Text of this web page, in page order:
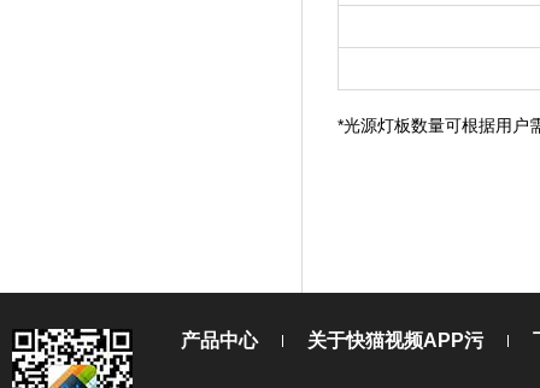
*光源灯板数量可根据用户需
产品中心 关于快猫视频APP污